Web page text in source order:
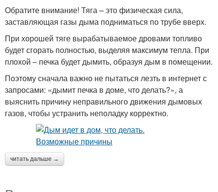
Обратите внимание! Тяга – это физическая сила,
заставляющая газы дыма подниматься по трубе вверх.
При хорошей тяге вырабатываемое дровами топливо
будет сгорать полностью, выделяя максимум тепла. При
плохой – печка будет дымить, образуя дым в помещении.
Поэтому сначала важно не пытаться лезть в интернет с
запросами: «дымит печка в доме, что делать?», а
выяснить причину неправильного движения дымовых
газов, чтобы устранить неполадку корректно.
читать дальше →